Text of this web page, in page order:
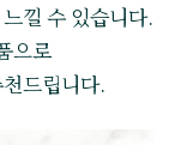
낄 수 있습니다.
으로
드립니다.